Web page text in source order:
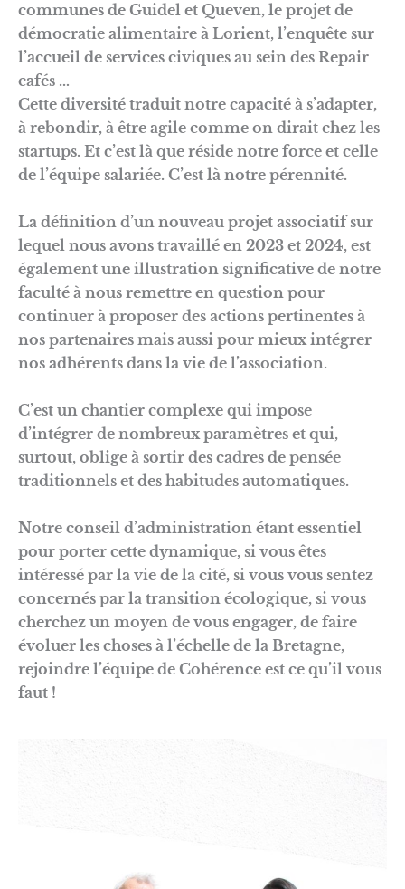
communes de Guidel et Queven, le projet de
démocratie alimentaire à Lorient, l’enquête sur
l’accueil de services civiques au sein des Repair
cafés …
Cette diversité traduit notre capacité à s’adapter,
à rebondir, à être agile comme on dirait chez les
startups. Et c’est là que réside notre force et celle
de l’équipe salariée. C’est là notre pérennité.
La définition d’un nouveau projet associatif sur
lequel nous avons travaillé en 2023 et 2024, est
également une illustration significative de notre
faculté à nous remettre en question pour
continuer à proposer des actions pertinentes à
nos partenaires mais aussi pour mieux intégrer
nos adhérents dans la vie de l’association.
C’est un chantier complexe qui impose
d’intégrer de nombreux paramètres et qui,
surtout, oblige à sortir des cadres de pensée
traditionnels et des habitudes automatiques.
Notre conseil d’administration étant essentiel
pour porter cette dynamique, si vous êtes
intéressé par la vie de la cité, si vous vous sentez
concernés par la transition écologique, si vous
cherchez un moyen de vous engager, de faire
évoluer les choses à l’échelle de la Bretagne,
rejoindre l’équipe de Cohérence est ce qu’il vous
faut !